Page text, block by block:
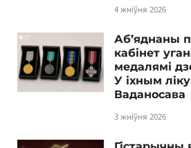
4 жніўня 2026
Аб’яднаны
кабінет
медалямі
У іхным
Ваданосава
3 жніўня 2026